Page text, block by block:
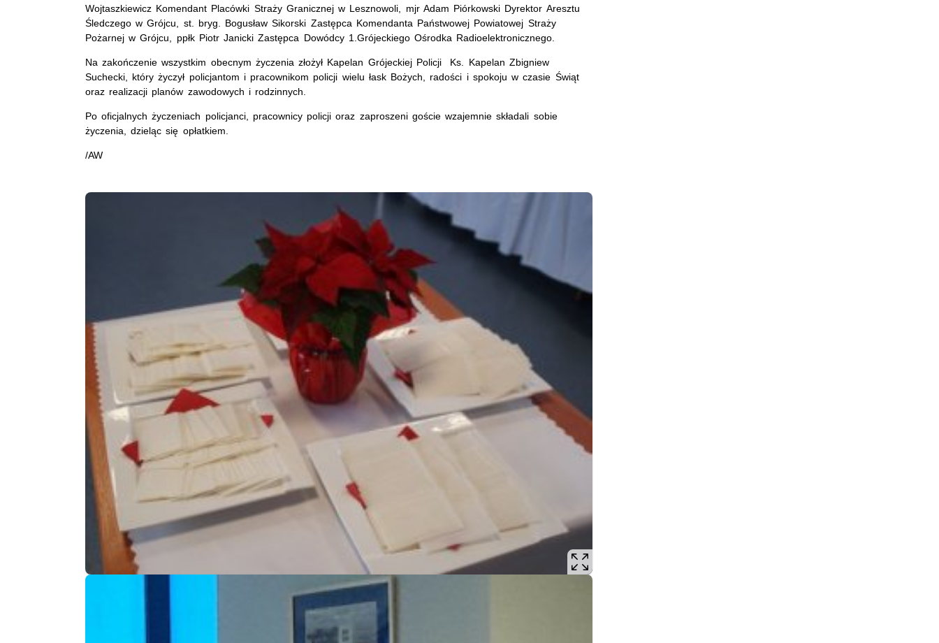
Wojtaszkiewicz Komendant Placówki Straży Granicznej w Lesznowoli, mjr Adam Piórkowski Dyrektor Aresztu
Śledczego w Grójcu, st. bryg. Bogusław Sikorski Zastępca Komendanta Państwowej Powiatowej Straży
Pożarnej w Grójcu, ppłk Piotr Janicki Zastępca Dowódcy 1.Grójeckiego Ośrodka Radioelektronicznego.
Na zakończenie wszystkim obecnym życzenia złożył Kapelan Grójeckiej Policji Ks. Kapelan Zbigniew
Suchecki, który życzył policjantom i pracownikom policji wielu łask Bożych, radości i spokoju w czasie Świąt
oraz realizacji planów zawodowych i rodzinnych.
Po oficjalnych życzeniach policjanci, pracownicy policji oraz zaproszeni goście wzajemnie składali sobie
życzenia, dzieląc się opłatkiem.
/AW